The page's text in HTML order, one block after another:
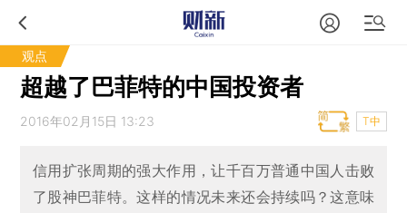
观点
超越了巴菲特的中国投资者
2016年02月15日 13:23 T中
信用扩张周期的强大作用，让千百万普通中国人击败
了股神巴菲特。这样的情况未来还会持续吗？这意味